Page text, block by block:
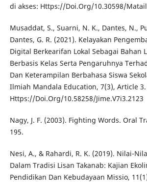
di akses: Https://Doi.Org/10.30598/
Musaddat, S., Suarni, N. K., Dantes, N.,
Dantes, G. R. (2021). Kelayakan
Digital Berkearifan Lokal Sebagai Bahan
Berbasis Kelas Serta Pengaruhnya
Dan Keterampilan Berbahasa Siswa
Ilmiah Mandala Education, 7(3), Article 3.
Https://Doi.Org/10.58258/Jime.V7i3.2123
Nagy, J. F. (2003). Fighting Words. Oral
195.
Nesi, A., & Rahardi, R. K. (2019). Nilai-
Dalam Tradisi Lisan Takanab: Kajian
Pendidikan Dan Kebudayaan Missio,